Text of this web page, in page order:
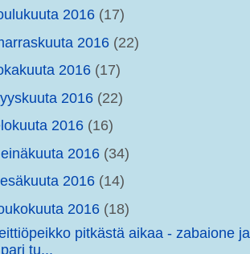
2016 (17)
2016 (22)
2016 (17)
2016 (22)
2016 (16)
2016 (34)
2016 (14)
2016 (18)
pitkästä aikaa - zabaione ja
pari tu...